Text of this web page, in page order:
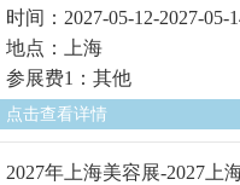
时间：2027-05-12-2027-05-
地点：上海
参展费1：其他
点击查看详情
2027年上海美容展-2027上